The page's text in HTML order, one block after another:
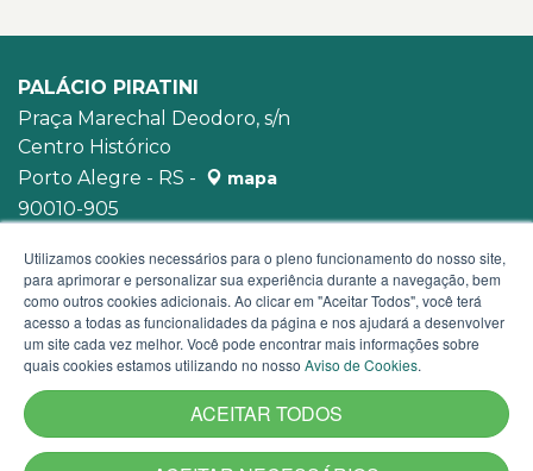
PALÁCIO PIRATINI
Praça Marechal Deodoro, s/n
Centro Histórico
Porto Alegre - RS -
mapa
90010-905
Utilizamos cookies necessários para o pleno funcionamento do nosso site,
para aprimorar e personalizar sua experiência durante a navegação, bem
como outros cookies adicionais. Ao clicar em "Aceitar Todos", você terá
acesso a todas as funcionalidades da página e nos ajudará a desenvolver
um site cada vez melhor. Você pode encontrar mais informações sobre
quais cookies estamos utilizando no nosso Aviso de Cookies.
ACEITAR TODOS